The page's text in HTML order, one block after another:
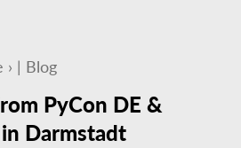
| Blog
PyCon DE &
Darmstadt